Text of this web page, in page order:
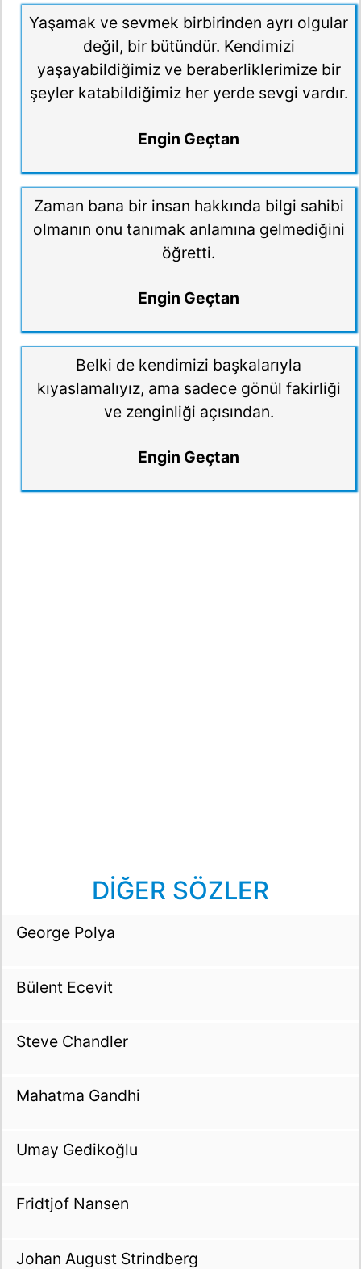
Yaşamak ve sevmek birbirinden ayrı olgular
değil, bir bütündür. Kendimizi
yaşayabildiğimiz ve beraberliklerimize bir
şeyler katabildiğimiz her yerde sevgi vardır.
Engin Geçtan
Zaman bana bir insan hakkında bilgi sahibi
olmanın onu tanımak anlamına gelmediğini
öğretti.
Engin Geçtan
Belki de kendimizi başkalarıyla
kıyaslamalıyız, ama sadece gönül fakirliği
ve zenginliği açısından.
Engin Geçtan
DİĞER SÖZLER
George Polya
Bülent Ecevit
Steve Chandler
Mahatma Gandhi
Umay Gedikoğlu
Fridtjof Nansen
Johan August Strindberg